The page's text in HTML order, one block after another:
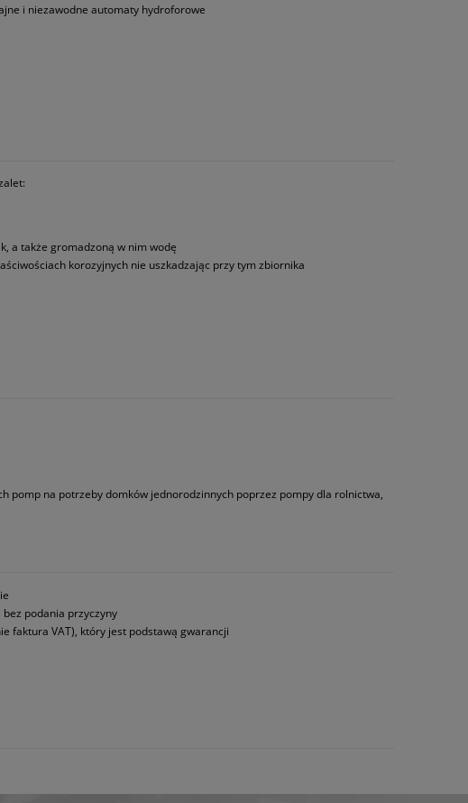
i niezawodne automaty hydroforowe
a także gromadzoną w nim wodę
korozyjnych nie uszkadzając przy tym zbiornika
pomp na potrzeby domków jednorodzinnych poprzez pompy dla rolnictwa,
podania przyczyny
faktura VAT), który jest podstawą gwarancji